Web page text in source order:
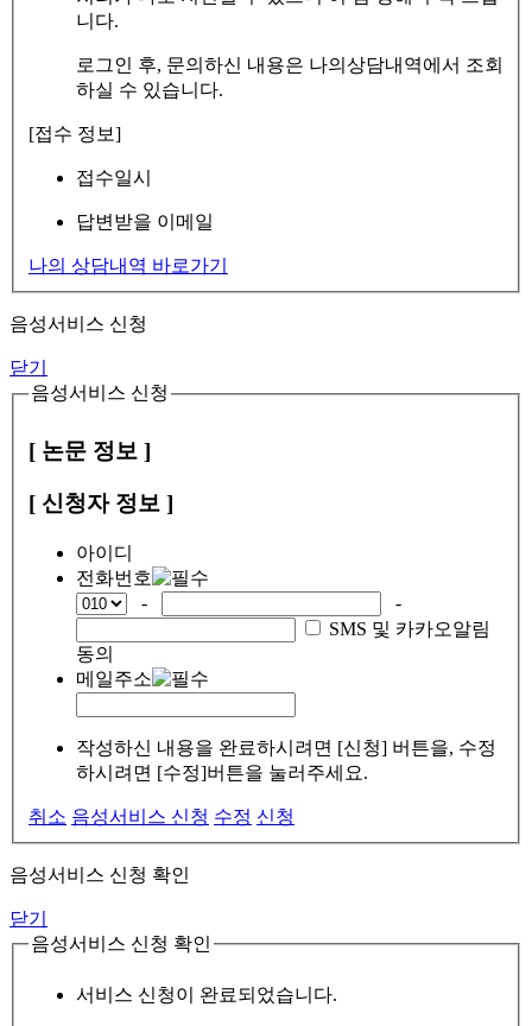
니다.
로그인 후, 문의하신 내용은 나의상담내역에서 조회
하실 수 있습니다.
[접수 정보]
접수일시
답변받을 이메일
나의 상담내역 바로가기
음성서비스 신청
닫기
음성서비스 신청
[ 논문 정보 ]
[ 신청자 정보 ]
아이디
전화번호
-
-
SMS 및 카카오알림
동의
메일주소
작성하신 내용을 완료하시려면 [신청] 버튼을, 수정
하시려면 [수정]버튼을 눌러주세요.
취소 음성서비스 신청 수정 신청
음성서비스 신청 확인
닫기
음성서비스 신청 확인
서비스 신청이 완료되었습니다.